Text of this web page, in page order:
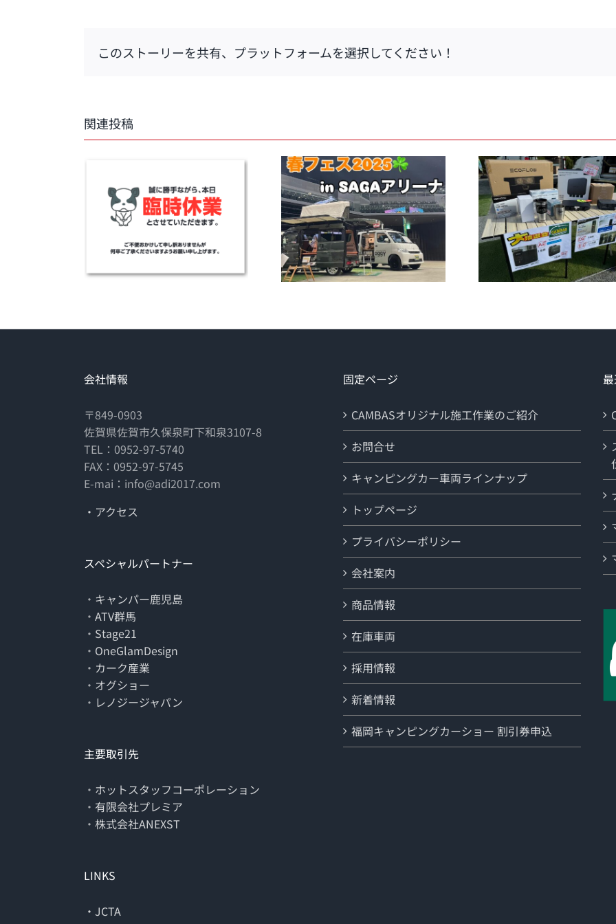
このストーリーを共有、プラットフォームを選択してください！
関連投稿
会社情報
〒849-0903
佐賀県佐賀市久保泉町下和泉3107-8
TEL：0952-97-5740
FAX：0952-97-5745
E-mai：info@adi2017.com
・アクセス
スペシャルパートナー
・ キャンパー鹿児島
・ ATV群馬
・ Stage21
・ OneGlamDesign
・ カーク産業
・ オグショー
・ レノジージャパン
主要取引先
・ ホットスタッフコーポレーション
・ 有限会社プレミア
・ 株式会社ANEXST
LINKS
・JCTA
固定ページ
CAMBASオリジナル施工作業のご紹介
お問合せ
キャンピングカー車両ラインナップ
トップページ
プライバシーポリシー
会社案内
商品情報
在庫車両
採用情報
新着情報
福岡キャンピングカーショー 割引券申込